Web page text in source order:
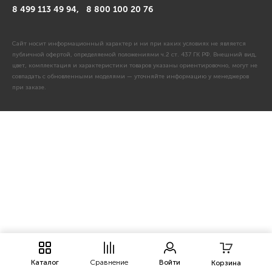
Каталог Сравнение Войти Корзина
8 499 113 49 94, 8 800 100 20 76
Сайт носит информационный характер и ни при каких условиях не является
публичной офертой, определяемой положениями ч.2 ст. 437 ГК РФ. Внешний вид,
цвет, комплектация и характеристики товаров указаны ориентировочно, могут не
совпадать с обновленными моделями — уточняйте информацию у менеджеров
при заказе.